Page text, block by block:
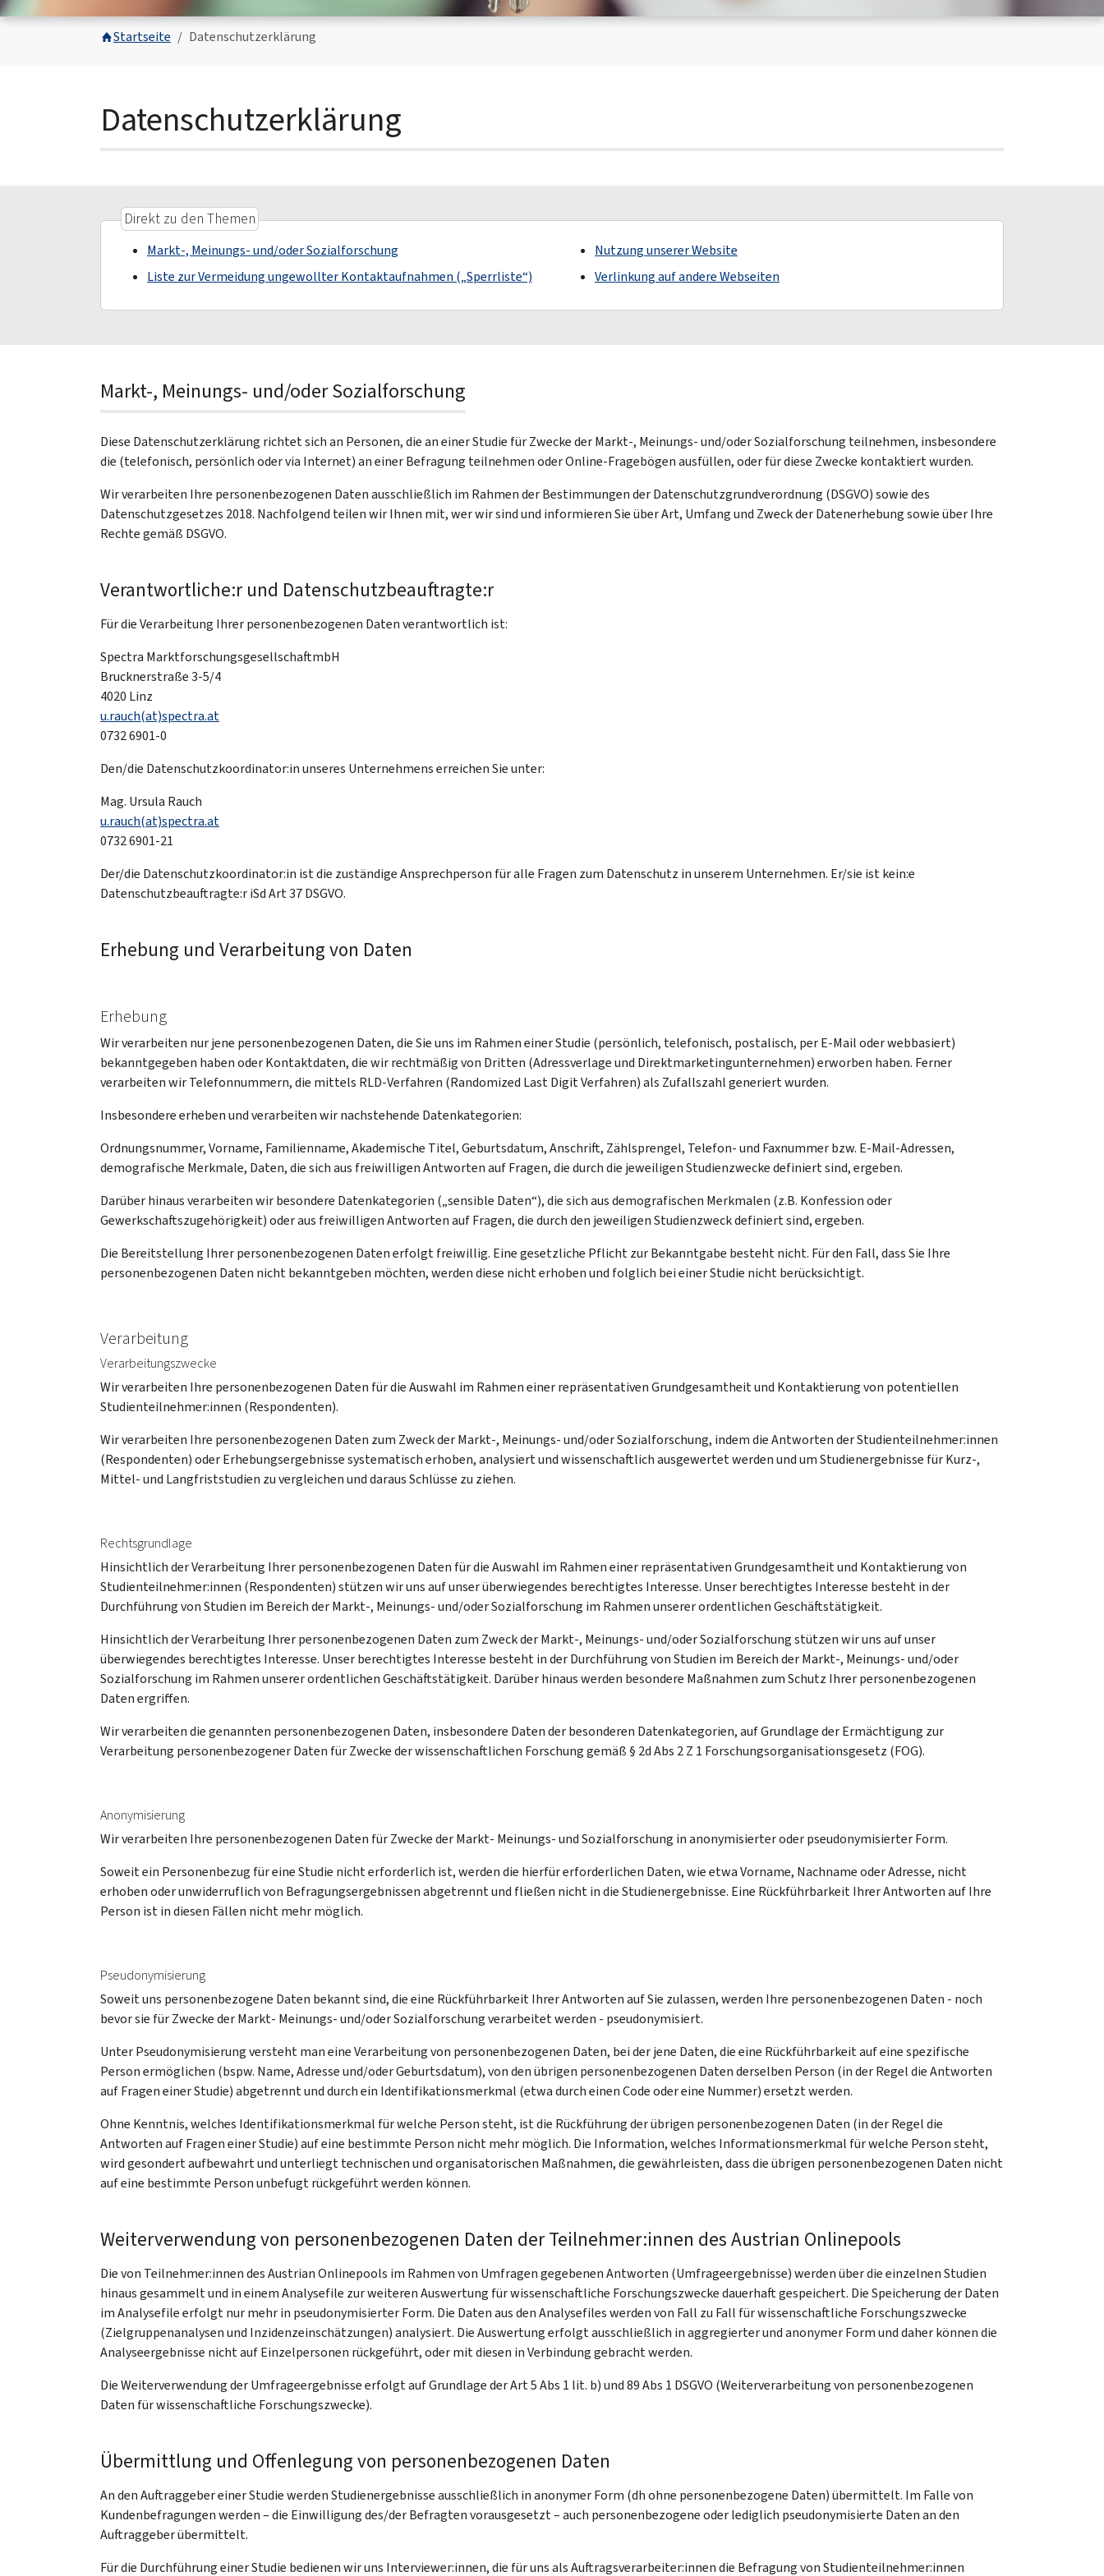
You are here:
Startseite Datenschutzerklärung
Datenschutzerklärung
Direkt zu den Themen
Markt-, Meinungs- und/oder Sozialforschung
Liste zur Vermeidung ungewollter Kontaktaufnahmen („Sperrliste“)
Nutzung unserer Website
Verlinkung auf andere Webseiten
Markt-, Meinungs- und/oder Sozialforschung
Diese Datenschutzerklärung richtet sich an Personen, die an einer Studie für Zwecke der Markt-, Meinungs- und/oder Sozialforschung teilnehmen, insbesondere
die (telefonisch, persönlich oder via Internet) an einer Befragung teilnehmen oder Online-Fragebögen ausfüllen, oder für diese Zwecke kontaktiert wurden.
Wir verarbeiten Ihre personenbezogenen Daten ausschließlich im Rahmen der Bestimmungen der Datenschutzgrundverordnung (DSGVO) sowie des
Datenschutzgesetzes 2018. Nachfolgend teilen wir Ihnen mit, wer wir sind und informieren Sie über Art, Umfang und Zweck der Datenerhebung sowie über Ihre
Rechte gemäß DSGVO.
Verantwortliche:r und Datenschutzbeauftragte:r
Für die Verarbeitung Ihrer personenbezogenen Daten verantwortlich ist:
Spectra MarktforschungsgesellschaftmbH
Brucknerstraße 3-5/4
4020 Linz
u.rauch(at)spectra.at
0732 6901-0
Den/die Datenschutzkoordinator:in unseres Unternehmens erreichen Sie unter:
Mag. Ursula Rauch
u.rauch(at)spectra.at
0732 6901-21
Der/die Datenschutzkoordinator:in ist die zuständige Ansprechperson für alle Fragen zum Datenschutz in unserem Unternehmen. Er/sie ist kein:e
Datenschutzbeauftragte:r iSd Art 37 DSGVO.
Erhebung und Verarbeitung von Daten
Erhebung
Wir verarbeiten nur jene personenbezogenen Daten, die Sie uns im Rahmen einer Studie (persönlich, telefonisch, postalisch, per E-Mail oder webbasiert)
bekanntgegeben haben oder Kontaktdaten, die wir rechtmäßig von Dritten (Adressverlage und Direktmarketingunternehmen) erworben haben. Ferner
verarbeiten wir Telefonnummern, die mittels RLD-Verfahren (Randomized Last Digit Verfahren) als Zufallszahl generiert wurden.
Insbesondere erheben und verarbeiten wir nachstehende Datenkategorien:
Ordnungsnummer, Vorname, Familienname, Akademische Titel, Geburtsdatum, Anschrift, Zählsprengel, Telefon- und Faxnummer bzw. E-Mail-Adressen,
demografische Merkmale, Daten, die sich aus freiwilligen Antworten auf Fragen, die durch die jeweiligen Studienzwecke definiert sind, ergeben.
Darüber hinaus verarbeiten wir besondere Datenkategorien („sensible Daten“), die sich aus demografischen Merkmalen (z.B. Konfession oder
Gewerkschaftszugehörigkeit) oder aus freiwilligen Antworten auf Fragen, die durch den jeweiligen Studienzweck definiert sind, ergeben.
Die Bereitstellung Ihrer personenbezogenen Daten erfolgt freiwillig. Eine gesetzliche Pflicht zur Bekanntgabe besteht nicht. Für den Fall, dass Sie Ihre
personenbezogenen Daten nicht bekanntgeben möchten, werden diese nicht erhoben und folglich bei einer Studie nicht berücksichtigt.
Verarbeitung
Verarbeitungszwecke
Wir verarbeiten Ihre personenbezogenen Daten für die Auswahl im Rahmen einer repräsentativen Grundgesamtheit und Kontaktierung von potentiellen
Studienteilnehmer:innen (Respondenten).
Wir verarbeiten Ihre personenbezogenen Daten zum Zweck der Markt-, Meinungs- und/oder Sozialforschung, indem die Antworten der Studienteilnehmer:innen
(Respondenten) oder Erhebungsergebnisse systematisch erhoben, analysiert und wissenschaftlich ausgewertet werden und um Studienergebnisse für Kurz-,
Mittel- und Langfriststudien zu vergleichen und daraus Schlüsse zu ziehen.
Rechtsgrundlage
Hinsichtlich der Verarbeitung Ihrer personenbezogenen Daten für die Auswahl im Rahmen einer repräsentativen Grundgesamtheit und Kontaktierung von
Studienteilnehmer:innen (Respondenten) stützen wir uns auf unser überwiegendes berechtigtes Interesse. Unser berechtigtes Interesse besteht in der
Durchführung von Studien im Bereich der Markt-, Meinungs- und/oder Sozialforschung im Rahmen unserer ordentlichen Geschäftstätigkeit.
Hinsichtlich der Verarbeitung Ihrer personenbezogenen Daten zum Zweck der Markt-, Meinungs- und/oder Sozialforschung stützen wir uns auf unser
überwiegendes berechtigtes Interesse. Unser berechtigtes Interesse besteht in der Durchführung von Studien im Bereich der Markt-, Meinungs- und/oder
Sozialforschung im Rahmen unserer ordentlichen Geschäftstätigkeit. Darüber hinaus werden besondere Maßnahmen zum Schutz Ihrer personenbezogenen
Daten ergriffen.
Wir verarbeiten die genannten personenbezogenen Daten, insbesondere Daten der besonderen Datenkategorien, auf Grundlage der Ermächtigung zur
Verarbeitung personenbezogener Daten für Zwecke der wissenschaftlichen Forschung gemäß § 2d Abs 2 Z 1 Forschungsorganisationsgesetz (FOG).
Anonymisierung
Wir verarbeiten Ihre personenbezogenen Daten für Zwecke der Markt- Meinungs- und Sozialforschung in anonymisierter oder pseudonymisierter Form.
Soweit ein Personenbezug für eine Studie nicht erforderlich ist, werden die hierfür erforderlichen Daten, wie etwa Vorname, Nachname oder Adresse, nicht
erhoben oder unwiderruflich von Befragungsergebnissen abgetrennt und fließen nicht in die Studienergebnisse. Eine Rückführbarkeit Ihrer Antworten auf Ihre
Person ist in diesen Fällen nicht mehr möglich.
Pseudonymisierung
Soweit uns personenbezogene Daten bekannt sind, die eine Rückführbarkeit Ihrer Antworten auf Sie zulassen, werden Ihre personenbezogenen Daten - noch
bevor sie für Zwecke der Markt- Meinungs- und/oder Sozialforschung verarbeitet werden - pseudonymisiert.
Unter Pseudonymisierung versteht man eine Verarbeitung von personenbezogenen Daten, bei der jene Daten, die eine Rückführbarkeit auf eine spezifische
Person ermöglichen (bspw. Name, Adresse und/oder Geburtsdatum), von den übrigen personenbezogenen Daten derselben Person (in der Regel die Antworten
auf Fragen einer Studie) abgetrennt und durch ein Identifikationsmerkmal (etwa durch einen Code oder eine Nummer) ersetzt werden.
Ohne Kenntnis, welches Identifikationsmerkmal für welche Person steht, ist die Rückführung der übrigen personenbezogenen Daten (in der Regel die
Antworten auf Fragen einer Studie) auf eine bestimmte Person nicht mehr möglich. Die Information, welches Informationsmerkmal für welche Person steht,
wird gesondert aufbewahrt und unterliegt technischen und organisatorischen Maßnahmen, die gewährleisten, dass die übrigen personenbezogenen Daten nicht
auf eine bestimmte Person unbefugt rückgeführt werden können.
Weiterverwendung von personenbezogenen Daten der Teilnehmer:innen des Austrian Onlinepools
Die von Teilnehmer:innen des Austrian Onlinepools im Rahmen von Umfragen gegebenen Antworten (Umfrageergebnisse) werden über die einzelnen Studien
hinaus gesammelt und in einem Analysefile zur weiteren Auswertung für wissenschaftliche Forschungszwecke dauerhaft gespeichert. Die Speicherung der Daten
im Analysefile erfolgt nur mehr in pseudonymisierter Form. Die Daten aus den Analysefiles werden von Fall zu Fall für wissenschaftliche Forschungszwecke
(Zielgruppenanalysen und Inzidenzeinschätzungen) analysiert. Die Auswertung erfolgt ausschließlich in aggregierter und anonymer Form und daher können die
Analyseergebnisse nicht auf Einzelpersonen rückgeführt, oder mit diesen in Verbindung gebracht werden.
Die Weiterverwendung der Umfrageergebnisse erfolgt auf Grundlage der Art 5 Abs 1 lit. b) und 89 Abs 1 DSGVO (Weiterverarbeitung von personenbezogenen
Daten für wissenschaftliche Forschungszwecke).
Übermittlung und Offenlegung von personenbezogenen Daten
An den Auftraggeber einer Studie werden Studienergebnisse ausschließlich in anonymer Form (dh ohne personenbezogene Daten) übermittelt. Im Falle von
Kundenbefragungen werden – die Einwilligung des/der Befragten vorausgesetzt – auch personenbezogene oder lediglich pseudonymisierte Daten an den
Auftraggeber übermittelt.
Für die Durchführung einer Studie bedienen wir uns Interviewer:innen, die für uns als Auftragsverarbeiter:innen die Befragung von Studienteilnehmer:innen